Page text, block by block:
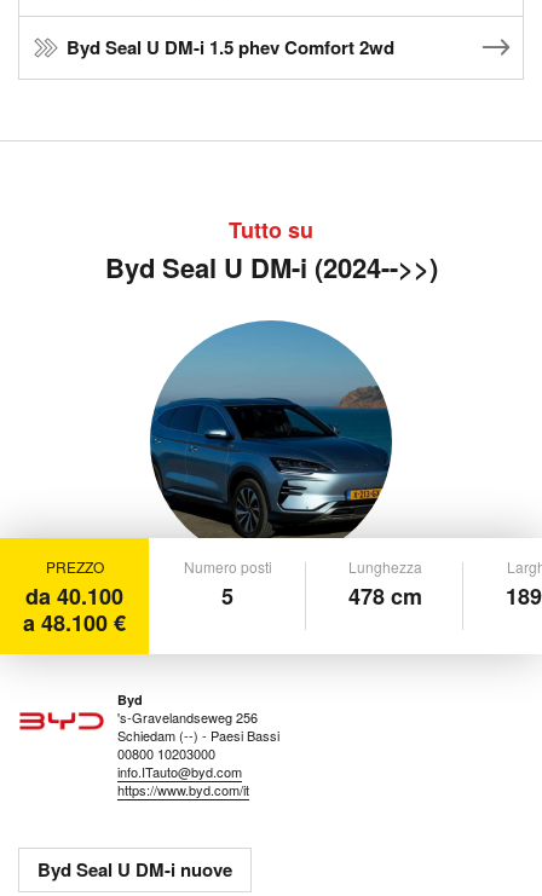
Byd Seal U DM-i 1.5 phev Comfort 2wd
Tutto su
Byd Seal U DM-i (2024-->>)
PREZZO
da 40.100
a 48.100 €
Numero posti
5
Lunghezza
478 cm
Byd
's-Gravelandseweg 256
Schiedam (--) - Paesi Bassi
00800 10203000
info.ITauto@byd.com
https://www.byd.com/it
Byd Seal U DM-i nuove